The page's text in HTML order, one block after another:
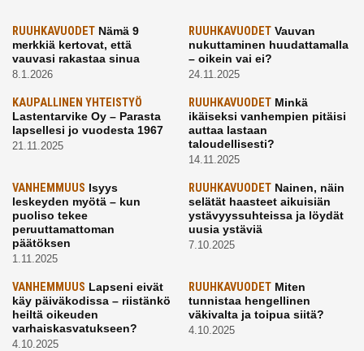
RUUHKAVUODET Nämä 9
merkkiä kertovat, että
vauvasi rakastaa sinua
8.1.2026
RUUHKAVUODETVauvan
nukuttaminen huudattamalla
– oikein vai ei?
24.11.2025
KAUPALLINEN YHTEISTYÖ
Lastentarvike Oy – Parasta
lapsellesi jo vuodesta 1967
21.11.2025
RUUHKAVUODETMinkä
ikäiseksi vanhempien pitäisi
auttaa lastaan
taloudellisesti?
14.11.2025
VANHEMMUUS Isyys
leskeyden myötä – kun
puoliso tekee
peruuttamattoman
päätöksen
1.11.2025
RUUHKAVUODETNainen, näin
selätät haasteet aikuisiän
ystävyyssuhteissa ja löydät
uusia ystäviä
7.10.2025
VANHEMMUUS Lapseni eivät
käy päiväkodissa – riistänkö
heiltä oikeuden
varhaiskasvatukseen?
4.10.2025
RUUHKAVUODETMiten
tunnistaa hengellinen
väkivalta ja toipua siitä?
4.10.2025